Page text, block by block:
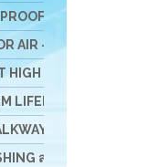
VENTULATE
AIR - เครื่องอัดอากา
HIGH อุปกรณ์งานที่สูง
LIFELINE อุปกรณ์สำ
GATE-STATION
สลิง อุปกรณ์การยก